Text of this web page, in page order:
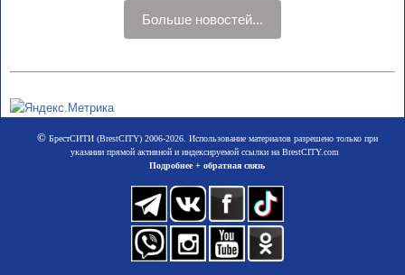
Больше новостей...
©БрестСИТИ (BrestCITY) 2006-2026. Использование материалов разрешено только при
указании прямой активной и индексируемой ссылки на BrestCITY.com
Подробнее + обратная связь